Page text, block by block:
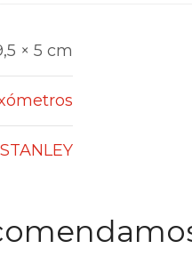
× 5 cm
STANLEY